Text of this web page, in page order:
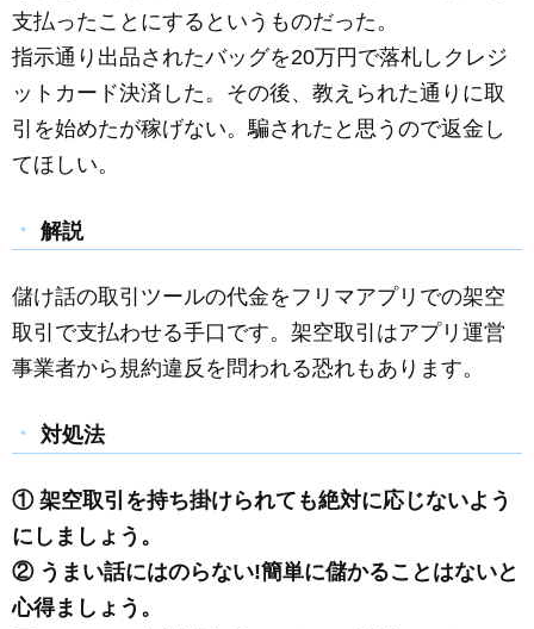
支払ったことにするというものだった。
指示通り出品されたバッグを20万円で落札しクレジ
ットカード決済した。その後、教えられた通りに取
引を始めたが稼げない。騙されたと思うので返金し
てほしい。
解説
儲け話の取引ツールの代金をフリマアプリでの架空
取引で支払わせる手口です。架空取引はアプリ運営
事業者から規約違反を問われる恐れもあります。
対処法
① 架空取引を持ち掛けられても絶対に応じないよう
にしましょう。
② うまい話にはのらない!簡単に儲かることはないと
心得ましょう。